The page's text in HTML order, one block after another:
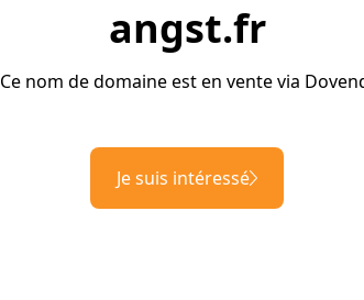
angst.fr
Ce nom de domaine est en vente via
Je suis intéressé